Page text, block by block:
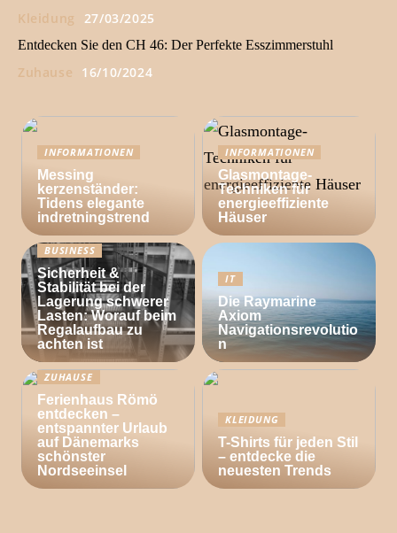
Kleidung 27/03/2025
Entdecken Sie den CH 46: Der Perfekte Esszimmerstuhl
Zuhause 16/10/2024
INFORMATIONEN
Messing
kerzenständer:
Tidens elegante
indretningstrend
INFORMATIONEN
Glasmontage-
Techniken für
energieeffiziente
Häuser
BUSINESS
Sicherheit &
Stabilität bei der
Lagerung schwerer
Lasten: Worauf beim
Regalaufbau zu
achten ist
IT
Die Raymarine
Axiom
Navigationsrevolutio
n
ZUHAUSE
Ferienhaus Römö
entdecken –
entspannter Urlaub
auf Dänemarks
schönster
Nordseeinsel
KLEIDUNG
T-Shirts für jeden Stil
– entdecke die
neuesten Trends